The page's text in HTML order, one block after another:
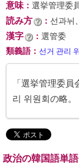
意味： 選挙管理委
読み方 ： 선과뉘
漢字 ： 選管委
類義語 ： 선거 관리
「選挙管理委
리 위원회の略。
政治の韓国語単語